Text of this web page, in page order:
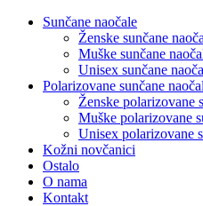
Sunčane naočale
Ženske sunčane
Muške sunčane
Unisex sunčane
Polarizovane sunčane
Ženske polarizovane
Muške polarizovane
Unisex polarizovane
Kožni novčanici
Ostalo
O nama
Kontakt